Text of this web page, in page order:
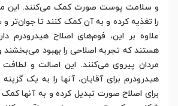
و سلامت پوست صورت کمک می‌کنند. این
را تغذیه کرده و به آن کمک کنند تا جوان‌تر
علاوه بر این، فوم‌های اصلاح هیدرودرم
هستند که تجربه اصلاحی را بهبود می‌بخشند
مردان پیروی می‌کنند. این اصالت و
هیدرودرم برای آقایان، آنها را به یک
برای اصلاح صورت تبدیل کرده و به آنها